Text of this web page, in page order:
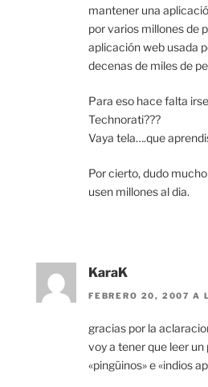
mantener una
por varios millones de
aplicación web usada
decenas de miles de
Para eso hace falta
Technorati???
Vaya tela….que
Por cierto, dudo
usen millones al dia.
KaraK
FEBRERO 20, 2007 A
gracias por la
voy a tener que leer
«pingüinos» e «indios